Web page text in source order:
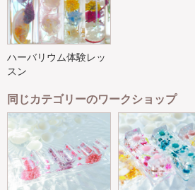
ハーバリウム体験レッ
スン
同じカテゴリーのワークショップ